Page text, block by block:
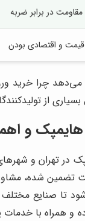
مقاومت در برابر ضربه
قیمت و اقتصادی بودن
چرا خرید
بسیاری از
و
در تهران و شهرهای
تضمین شده،
تا صنایع مختلف
و همراه با